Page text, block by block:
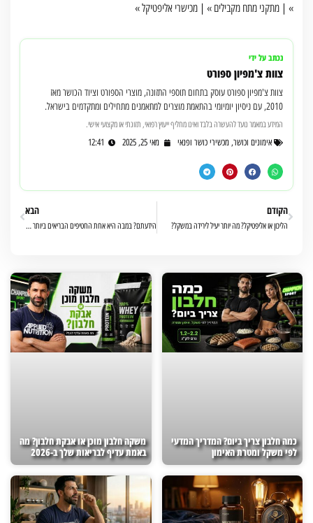
»
| מתקני מתח מקבילים » | מכישרי אליפטיקל »
נכתב על ידי
צוות צ'מפיון ספורט
צוות צ'מפיון ספורט עוסק בתחום תוספי התזונה, מוצרי הספורט וציוד הכושר מאז
2010, עם ניסיון יומיומי בהתאמת מוצרים למתאמנים מתחילים ומתקדמים בישראל.
המידע במאמר נועד להעשרה בלבד ואינו מחליף ייעוץ רפואי, תזונתי או מקצועי אישי.
אימונים וכושר, מכשירי כושר ופנאי מאי 25, 2025 12:41
הקודם
הליכון או אליפטיקל? מה יותר יעיל לירידה במשקל?
הבא
הידעתם? במבה היא אחת החטיפים הבריאים ביותר – והנה למה
כמה חלבון צריך ביום? המדריך המדעי
לפי משקל ומטרת האימון
משקה חלבון מוכן או אבקת חלבון? מה
באמת עדיף לבריאות שלך ב-2026